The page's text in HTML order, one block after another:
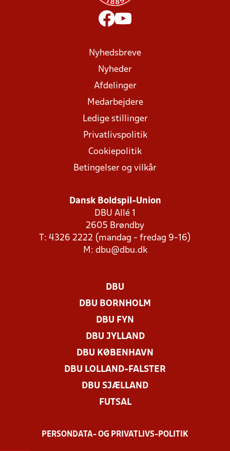
Nyhedsbreve
Nyheder
Afdelinger
Medarbejdere
Ledige stillinger
Privatlivspolitik
Cookiepolitik
Betingelser og vilkår
Dansk Boldspil-Union
DBU Allé 1
2605 Brøndby
T: 4326 2222 (mandag - fredag 9-16)
M: dbu@dbu.dk
DBU
DBU BORNHOLM
DBU FYN
DBU JYLLAND
DBU KØBENHAVN
DBU LOLLAND-FALSTER
DBU SJÆLLAND
FUTSAL
PERSONDATA- OG PRIVATLIVS-POLITIK